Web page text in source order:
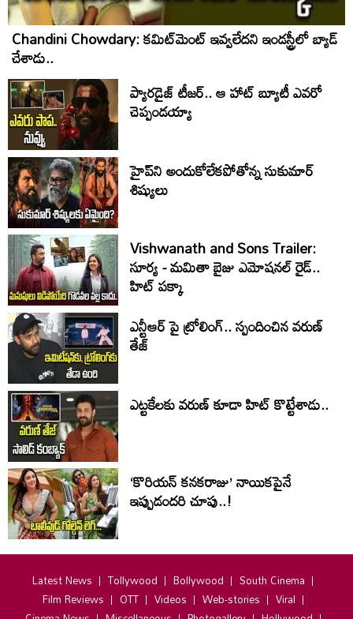
Chandini Chowdary: కమిట్‌మెంట్ ఇవ్వలేదని ఇండస్ట్రీలో బ్యాడ్
చేశాడు..
ప్యారడైజ్ టీజర్.. ఆ హాట్ బ్యూటీ ఎవరో
చెప్పండయ్యా
హైప్‌ని అందుకోలేకపోతోన్న సుకుమార్
శిష్యులు
Vishwanath and Sons Trailer:
సూర్య - మమితా బైజు ఎమోషనల్ రైడ్..
హిట్ పక్కా
ఎన్టీఆర్ పై ట్రోలింగ్.. స్పందించిన వరుణ్
తేజ్
ఎట్టకేలకు వరుణ్ కూడా హిట్ కొట్టేశాడు..
‘కొరియన్ కనకరాజు’ నాయికపైనే
ఇప్పుడందరి చూపు..!
Latest News Tollywood Bollywood
South Cinema
Film Reviews
OTT Videos Web-stories
Viral